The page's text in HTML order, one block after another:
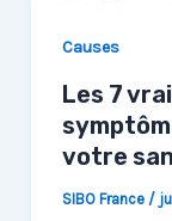
Causes
Les 7
votre
SIBO France /